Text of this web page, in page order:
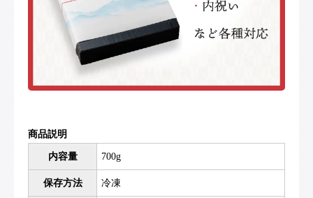
商品説明
内容量 700g
保存方法 冷凍